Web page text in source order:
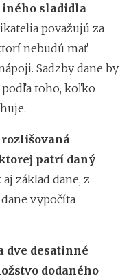
iného sladidla
považujú za
nebudú mať
Sadzby dane by
toho, koľko
rozlišovaná
patrí daný
základ dane, z
vypočíta
dve desatinné
dodaného